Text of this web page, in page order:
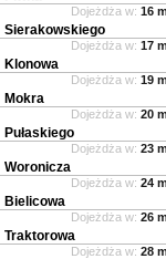
Dojeżdża w: 16
Sierakowskiego
Dojeżdża w: 17
Klonowa
Dojeżdża w: 19
Mokra
Dojeżdża w: 20
Pułaskiego
Dojeżdża w: 23
Woronicza
Dojeżdża w: 24
Bielicowa
Dojeżdża w: 26
Traktorowa
Dojeżdża w: 28